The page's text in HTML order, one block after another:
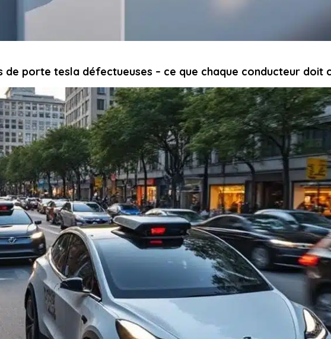
de porte tesla défectueuses – ce que chaque conducteur doit